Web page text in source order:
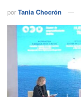
por Tania Chocrón